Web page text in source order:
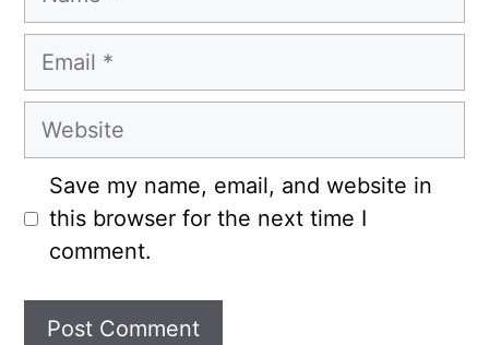
Email
Website
Save my name, email, and website in
this browser for the next time I
comment.